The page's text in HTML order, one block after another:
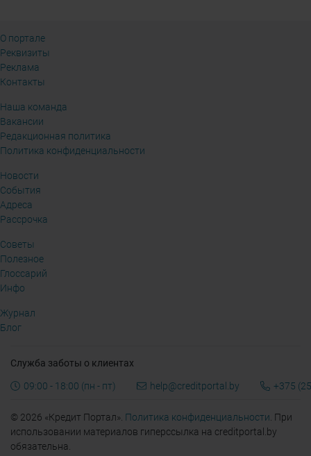
О портале
Реквизиты
Реклама
Контакты
Наша команда
Вакансии
Редакционная политика
Политика конфиденциальности
Новости
События
Адреса
Рассрочка
Советы
Полезное
Глоссарий
Инфо
Журнал
Блог
Служба заботы о клиентах
09:00 - 18:00 (пн - пт) help@creditportal.by +375
© 2026 «Кредит Портал». Политика конфиденциальности . При
использовании материалов гиперссылка на creditportal.by
обязательна.